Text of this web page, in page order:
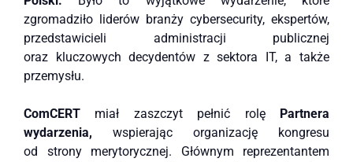
zgromadziło liderów branży cybersecurity, ekspertów,
przedstawicieli administracji publicznej
oraz kluczowych decydentów z sektora IT, a także
przemysłu.
ComCERT miał zaszczyt pełnić rolę Partnera
wydarzenia, wspierając organizację kongresu
od strony merytorycznej. Głównym reprezentantem